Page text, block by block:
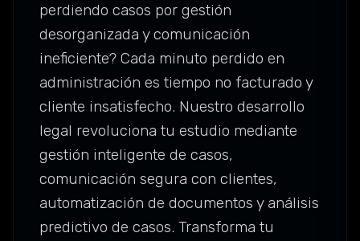
perdiendo casos por gestión
desorganizada y comunicación
ineficiente? Cada minuto perdido en
administración es tiempo no facturado y
cliente insatisfecho. Nuestro desarrollo
legal revoluciona tu estudio mediante
gestión inteligente de casos,
comunicación segura con clientes,
automatización de documentos y análisis
predictivo de casos. Transforma tu